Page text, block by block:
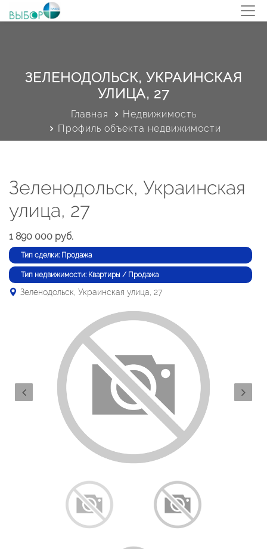
ЗЕЛЕНОДОЛЬСК, УКРАИНСКАЯ
УЛИЦА, 27
Главная
Недвижимость
Профиль объекта недвижимости
Зеленодольск, Украинская
улица, 27
1 890 000 руб.
Тип сделки: Продажа
Тип недвижимости: Квартиры / Продажа
Зеленодольск, Украинская улица, 27